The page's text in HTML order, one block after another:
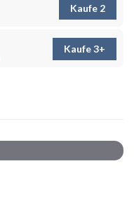
Kaufe 2
Kaufe 3+